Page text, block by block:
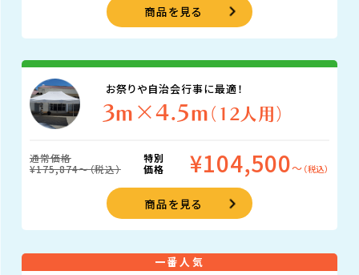
商品を見る
お祭りや自治会行事に最適！
3m×4.5m （12人用）
通常価格
¥175,874〜（税込）
特別
価格
¥104,500〜 （税込）
商品を見る
一番人気